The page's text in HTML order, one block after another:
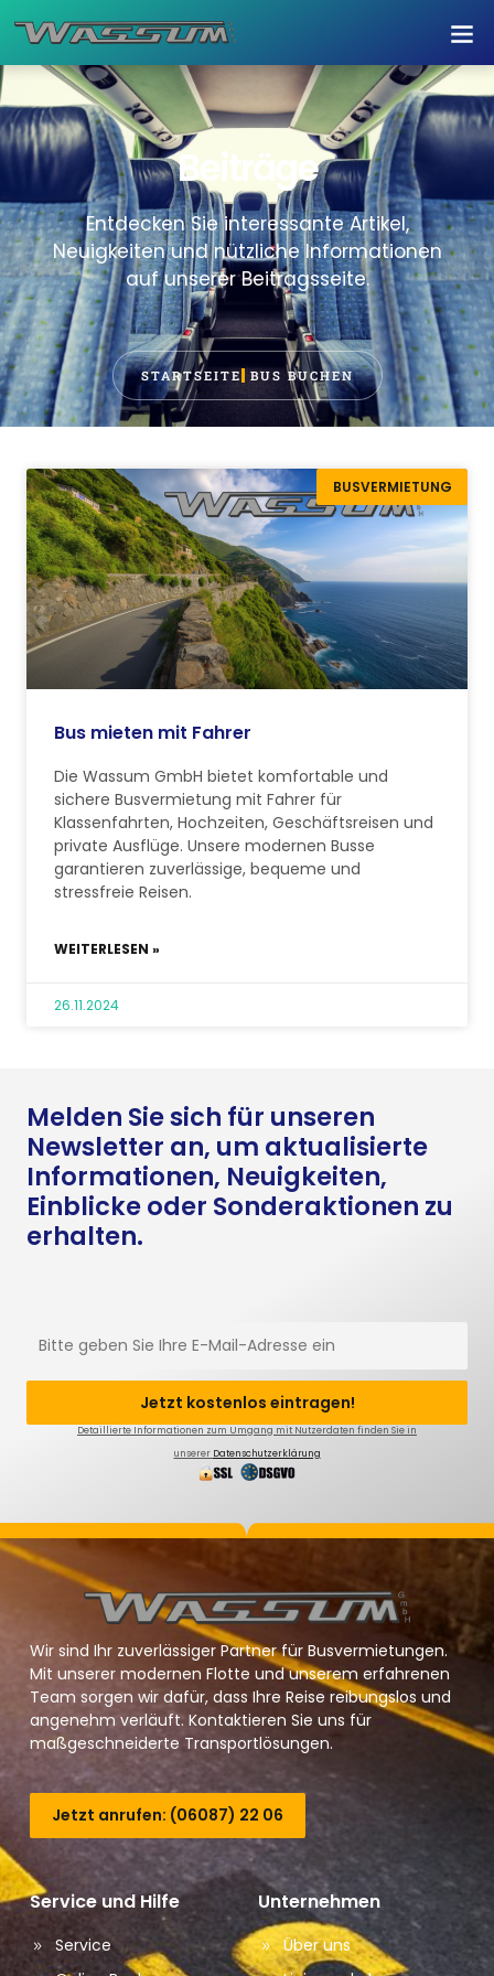
Beiträge
Entdecken Sie interessante Artikel,
Neuigkeiten und nützliche Informationen
auf unserer Beitragsseite.
STARTSEITE BUS BUCHEN
BUSVERMIETUNG
Bus mieten mit Fahrer
Die Wassum GmbH bietet komfortable und
sichere Busvermietung mit Fahrer für
Klassenfahrten, Hochzeiten, Geschäftsreisen und
private Ausflüge. Unsere modernen Busse
garantieren zuverlässige, bequeme und
stressfreie Reisen.
WEITERLESEN »
26.11.2024
Melden Sie sich für unseren
Newsletter an, um aktualisierte
Informationen, Neuigkeiten,
Einblicke oder Sonderaktionen zu
erhalten.
Detaillierte Informationen zum Umgang mit Nutzerdaten finden Sie in
unserer Datenschutzerklärung
Wir sind Ihr zuverlässiger Partner für Busvermietungen.
Mit unserer modernen Flotte und unserem erfahrenen
Team sorgen wir dafür, dass Ihre Reise reibungslos und
angenehm verläuft. Kontaktieren Sie uns für
maßgeschneiderte Transportlösungen.
Jetzt anrufen: (06087) 22 06
Service und Hilfe
Service
Unternehmen
Über uns